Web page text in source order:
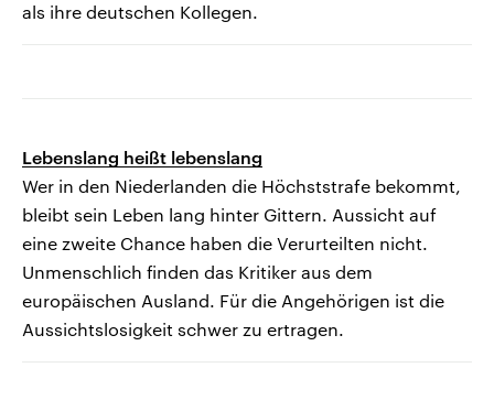
als ihre deutschen Kollegen.
Lebenslang heißt lebenslang
Wer in den Niederlanden die Höchststrafe bekommt,
bleibt sein Leben lang hinter Gittern. Aussicht auf
eine zweite Chance haben die Verurteilten nicht.
Unmenschlich finden das Kritiker aus dem
europäischen Ausland. Für die Angehörigen ist die
Aussichtslosigkeit schwer zu ertragen.